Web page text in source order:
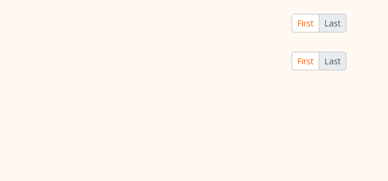
First Last
First Last